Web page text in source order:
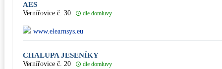
AES
Vernířovice č. 30 dle domluvy
www.elearnsys.eu
CHALUPA JESENÍKY
Vernířovice č. 20 dle domluvy